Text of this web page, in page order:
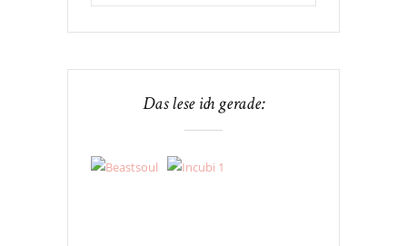
Das lese ich gerade: